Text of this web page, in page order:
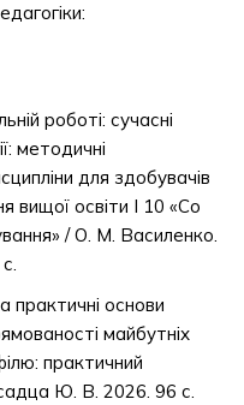
роботі: сучасні
методичні
для здобувачів
вищої освіти I 10 «Со
/ О. М. Василенко.
основи
майбутніх
практичний
Ю. В. 2026. 96 с.